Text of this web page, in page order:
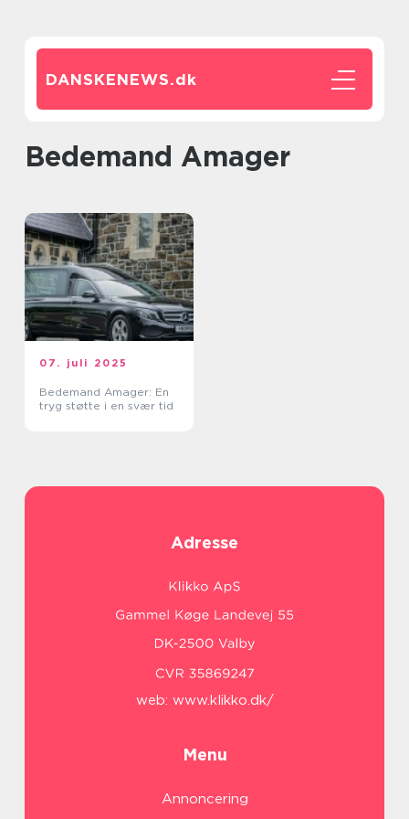
DANSKENEWS.dk
bedemand Amager
07. juli 2025
Bedemand Amager: En
tryg støtte i en svær tid
Adresse
web: www.klikko.dk/
Menu
Annoncering